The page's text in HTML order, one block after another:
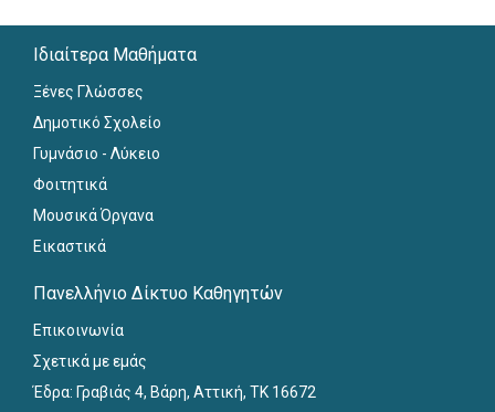
Ιδιαίτερα Μαθήματα
Ξένες Γλώσσες
Δημοτικό Σχολείο
Γυμνάσιο - Λύκειο
Φοιτητικά
Μουσικά Όργανα
Εικαστικά
Πανελλήνιο Δίκτυο Καθηγητών
Επικοινωνία
Σχετικά με εμάς
Έδρα: Γραβιάς 4, Βάρη, Αττική, ΤΚ 16672